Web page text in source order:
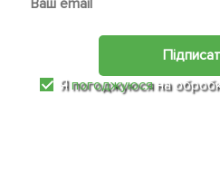
Япогоджуюся на